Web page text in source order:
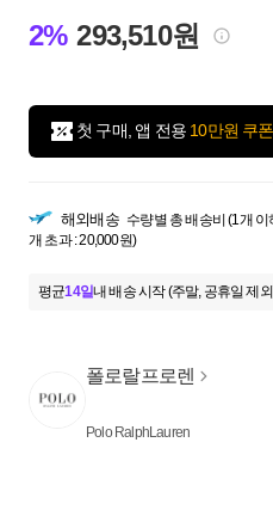
2% 293,510원
첫 구매, 앱 전용 10만원 쿠
해외배송 수량별 총 배송비 (1개 이
개 초과 : 20,000원)
평균14일내 배송 시작 (주말, 공휴일 제
폴로랄프로렌
Polo RalphLauren